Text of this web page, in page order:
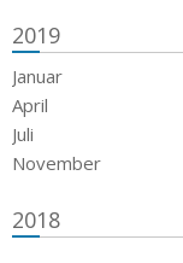
2019
Januar
April
Juli
November
2018